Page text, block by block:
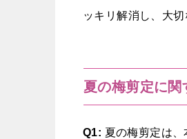
ッキリ解消し、大
夏の梅剪定に関
Q1: 夏の梅剪定は